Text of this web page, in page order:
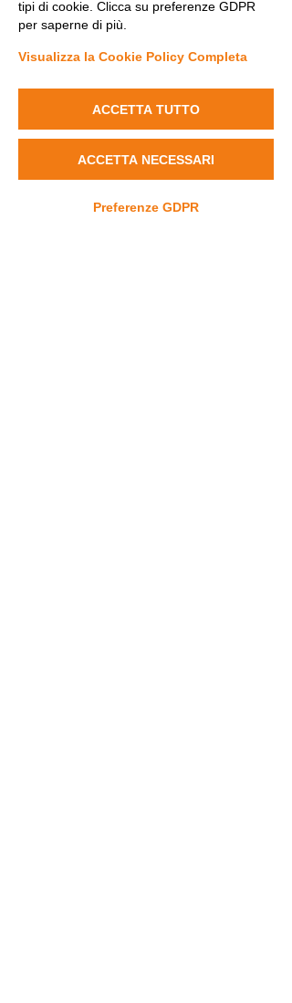
13° EDIZIONE - 2024
12° EDIZIONE - 2023
10° EDIZIONE - 2021
tipi di cookie. Clicca su preferenze GDPR
per saperne di più.
Visualizza la Cookie Policy Completa
ACCETTA TUTTO
ACCETTA NECESSARI
Preferenze GDPR